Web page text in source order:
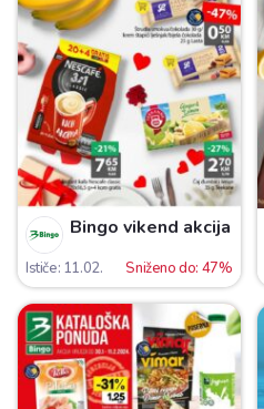
Bingo vikend akcija
Ističe: 11.02. Sniženo do: 47%